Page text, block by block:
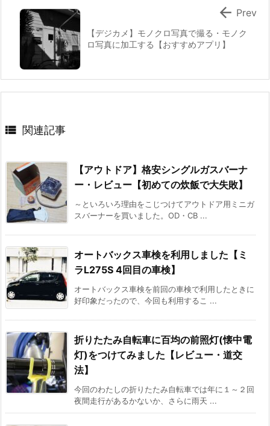
【デジカメ】モノクロ写真で撮る・モノク
ロ写真に加工する【おすすめアプリ】
 Prev
 関連記事
【アウトドア】格安シングルガスバーナ
ー・レビュー【初めての炊飯で大失敗】
～といろいろ理由をこじつけてアウトドア用ミニガ
スバーナーを買いました。OD・CB ...
オートバックス車検を利用しました【ミ
ラL275S 4回目の車検】
オートバックス車検を前回の車検で利用したときに
好印象だったので、今回も利用するこ ...
折りたたみ自転車に百均の前照灯(懐中電
灯)をつけてみました【レビュー・道交
法】
今回のわたしの折りたたみ自転車では年に１～２回
夜間走行があるかないか、さらに雨天 ...